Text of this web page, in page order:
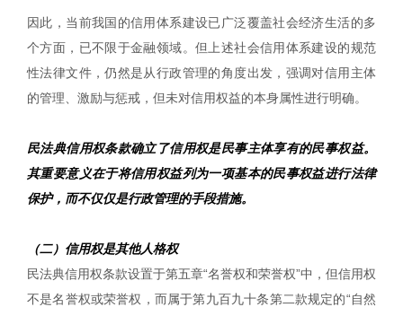
因此，当前我国的信用体系建设已广泛覆盖社会经济生活的多
个方面，已不限于金融领域。但上述社会信用体系建设的规范
性法律文件，仍然是从行政管理的角度出发，强调对信用主体
的管理、激励与惩戒，但未对信用权益的本身属性进行明确。
民法典信用权条款确立了信用权是民事主体享有的民事权益。
其重要意义在于将信用权益列为一项基本的民事权益进行法律
保护，而不仅仅是行政管理的手段措施。
（二）信用权是其他人格权
民法典信用权条款设置于第五章“名誉权和荣誉权”中，但信用权
不是名誉权或荣誉权，而属于第九百九十条第二款规定的“自然